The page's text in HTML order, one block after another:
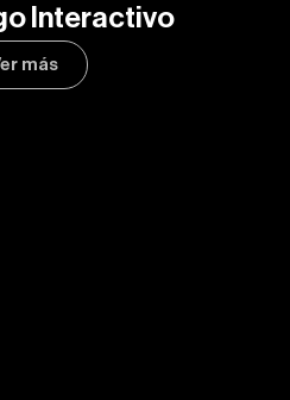
Interactivo
más